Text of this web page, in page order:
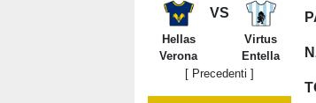
VS
Hellas
Verona
Virtus
Entella
[ Precedenti ]